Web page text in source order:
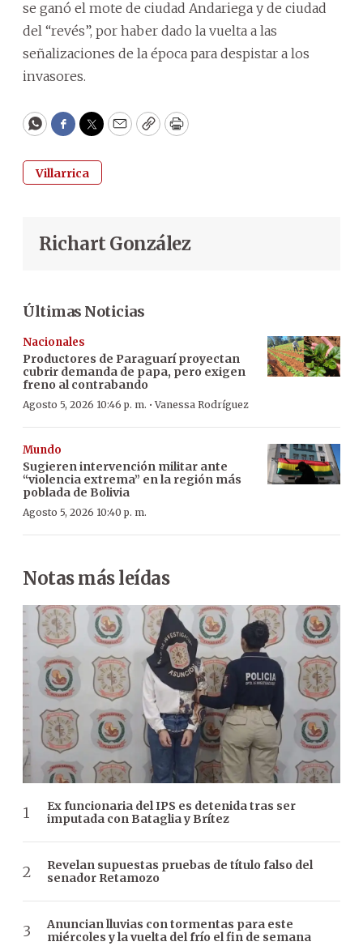
se ganó el mote de ciudad Andariega y de ciudad
del “revés”, por haber dado la vuelta a las
señalizaciones de la época para despistar a los
invasores.
WhatsApp
Facebook
Twitter
EmailCopyPrint
Villarrica
Richart González
Últimas Noticias
Nacionales
Productores de Paraguarí proyectan
cubrir demanda de papa, pero exigen
freno al contrabando
Agosto 5, 2026 10:46 p. m. ·Vanessa Rodríguez
Mundo
Sugieren intervención militar ante
“violencia extrema” en la región más
poblada de Bolivia
Agosto 5, 2026 10:40 p. m.
Notas más leídas
Ex funcionaria del IPS es detenida tras ser
imputada con Bataglia y Brítez
Revelan supuestas pruebas de título falso del
senador Retamozo
Anuncian lluvias con tormentas para este
miércoles y la vuelta del frío el fin de semana